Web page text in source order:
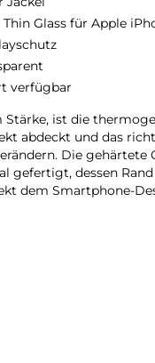
Glass für Apple
verfügbar
Stärke, ist die
abdeckt und das
Die gehärtete
gefertigt, dessen Rand
dem Smartphone-